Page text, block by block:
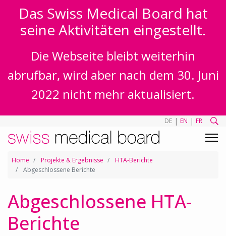
Das Swiss Medical Board hat
seine Aktivitäten eingestellt.
Die Webseite bleibt weiterhin
abrufbar, wird aber nach dem 30. Juni
2022 nicht mehr aktualisiert.
DE | EN | FR
Home Projekte & Ergebnisse
HTA-Berichte
Abgeschlossene Berichte
Abgeschlossene HTA-
Berichte